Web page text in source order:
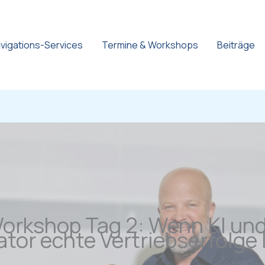
Services Termine & Workshops Beiträge
Tag 2: Wenn KI
echte Vertriebserfolge